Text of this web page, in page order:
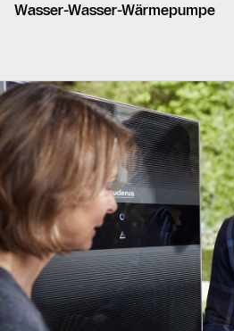
Wasser-Wasser-Wärmepumpe